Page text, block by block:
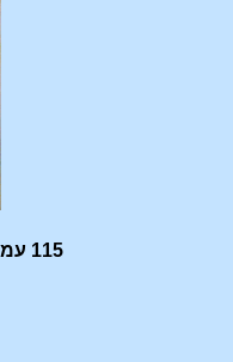
115 עמודים 45 ₪ הוצאת חירות